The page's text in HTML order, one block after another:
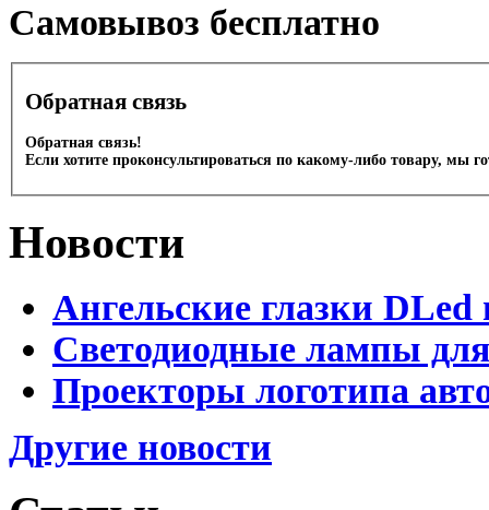
Cамовывоз бесплатно
Обратная связь
Обратная связь!
Если хотите проконсультироваться по какому-либо товару, мы
Новости
Ангельские глазки DLed
Светодиодные лампы
Проекторы логотипа
Другие новости